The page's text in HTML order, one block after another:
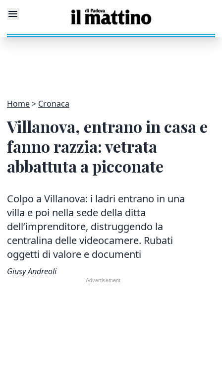
Home Cronaca
Villanova, entrano in casa e
fanno razzia: vetrata
abbattuta a picconate
Colpo a Villanova: i ladri entrano in una
villa e poi nella sede della ditta
dell’imprenditore, distruggendo la
centralina delle videocamere. Rubati
oggetti di valore e documenti
Giusy Andreoli